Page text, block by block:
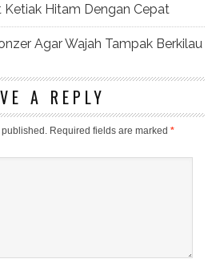
Ketiak Hitam Dengan Cepat
Agar Wajah Tampak Berkilau
A REPLY
Required fields are marked *